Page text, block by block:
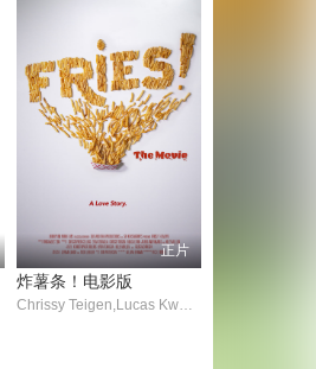
正片
炸薯条！电影版